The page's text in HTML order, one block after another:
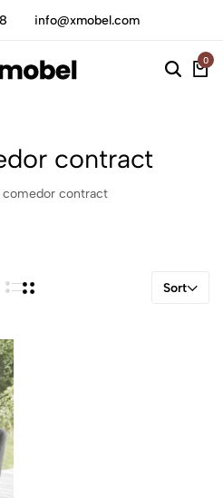
info@xmobel.com
0
contract
comedor contract
Sort